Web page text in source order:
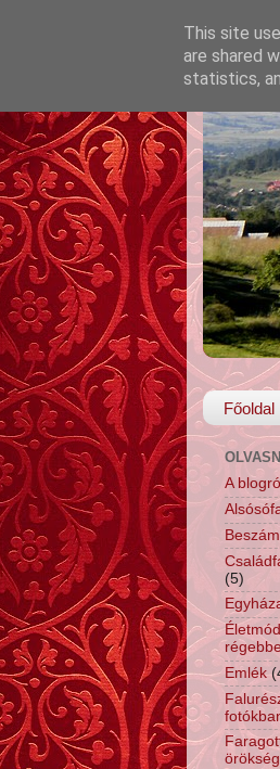
Főoldal
A blogról
(5)
Életmód
Emlék
This site
are shared
statistics,